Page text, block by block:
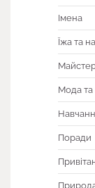
Імена
Їжа та
Мода та
Поради